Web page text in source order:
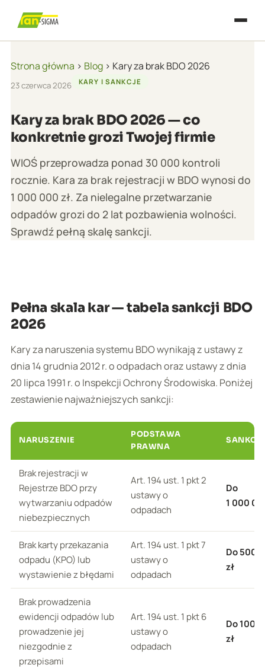
Strona główna › Blog › Kary za brak BDO 2026
23 czerwca 2026 KARY I SANKCJE
Kary za brak BDO 2026 — co
konkretnie grozi Twojej firmie
WIOŚ przeprowadza ponad 30 000 kontroli
rocznie. Kara za brak rejestracji w BDO wynosi do
1 000 000 zł. Za nielegalne przetwarzanie
odpadów grozi do 2 lat pozbawienia wolności.
Sprawdź pełną skalę sankcji.
Pełna skala kar — tabela sankcji BDO
2026
Kary za naruszenia systemu BDO wynikają z ustawy z
dnia 14 grudnia 2012 r. o odpadach oraz ustawy z dnia
20 lipca 1991 r. o Inspekcji Ochrony Środowiska. Poniżej
zestawienie najważniejszych sankcji:
NARUSZENIE
PODSTAWA
PRAWNA
Brak rejestracji w
Rejestrze BDO przy
wytwarzaniu odpadów
niebezpiecznych
Art. 194 ust. 1 pkt 2
ustawy o
odpadach
Do
1 000
Brak karty przekazania
odpadu (KPO) lub
wystawienie z błędami
Art. 194 ust. 1 pkt 7
ustawy o
odpadach
Do 500
zł
Brak prowadzenia
ewidencji odpadów lub
prowadzenie jej
niezgodnie z
przepisami
Art. 194 ust. 1 pkt 6
ustawy o
odpadach
Do 100
zł